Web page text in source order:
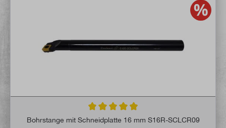
Durchschnittliche Bewertung von 4.9 von
Bohrstange mit Schneidplatte 16 mm S16R-SCLCR09